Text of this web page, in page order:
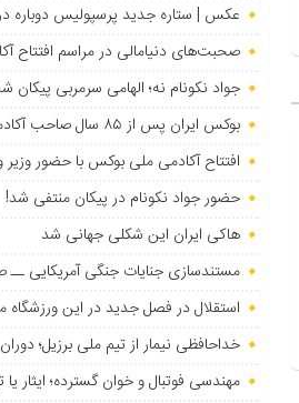
عکس | ستاره جدید پرسپولیس دوباره
صحبت‌های دنیامالی در مراسم افتتاح
جواد نکونام نه؛ الهامی سرمربی پیکان
بوکس ایران پس از ۸۵ سال صاحب آکادمی تیم های ملی شد
افتتاح آکادمی ملی بوکس با حضور
حضور جواد نکونام در پیکان منتفی شد!
هاکی ایران این شکلی جهانی شد
مستندسازی جنایات جنگی آمریکایی ــ
استقلال در فصل جدید در این ورزشگاه
خداحافظی نیمار از تیم ملی برزیل؛
مهندسی فوتبال و خوان گسترده؛ ایثار یا